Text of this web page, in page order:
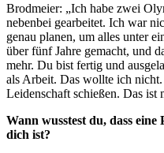
Brodmeier: „Ich habe zwei
nebenbei gearbeitet. Ich war
genau planen, um alles unter
über fünf Jahre gemacht, und
mehr. Du bist fertig und
als Arbeit. Das wollte ich
Leidenschaft schießen. Das ist
Wann wusstest du, dass
dich ist?